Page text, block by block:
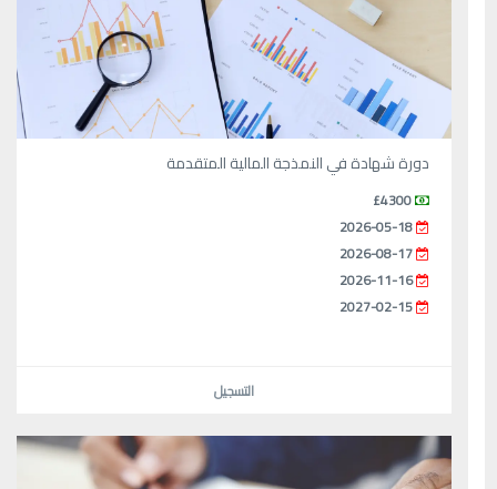
دورة شهادة في النمذجة المالية المتقدمة
£4300
2026-05-18
2026-08-17
2026-11-16
2027-02-15
التسجيل